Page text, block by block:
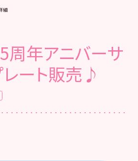
細
周年アニバーサ
レート販売♪